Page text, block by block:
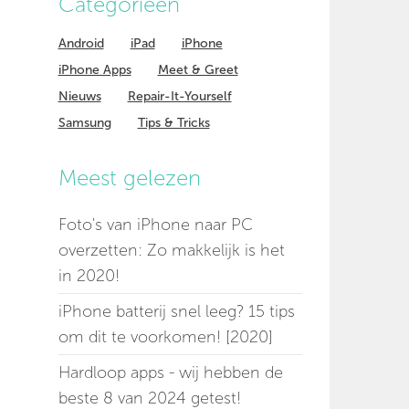
Android iPad
iPhone
iPhone Apps
Meet & Greet
Nieuws
Repair-It-Yourself
Samsung
Tips & Tricks
Meest gelezen
Foto's van iPhone naar PC
overzetten: Zo makkelijk is het
in 2020!
iPhone batterij snel leeg? 15 tips
om dit te voorkomen! [2020]
Hardloop apps - wij hebben de
beste 8 van 2024 getest!